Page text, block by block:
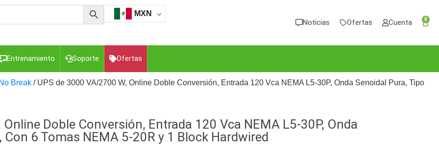
MXN
Noticias Ofertas Cuenta 0
Entrenamiento Soporte Ofertas
Gabinetes de Acero para DVR y NVRGabinetes para
BlancaKits Extensores, Convertidores , Divisores, HDMI,
y Brackets para Cámaras
Break / UPS de 3000 VA/2700 W, Online Doble Conversión, Entrada 120 Vca NEMA L5-30P, Onda Senoidal Pura, Tipo
Doble Conversión, Entrada 120 Vca NEMA L5-30P, Onda
Con 6 Tomas NEMA 5-20R y 1 Block Hardwired